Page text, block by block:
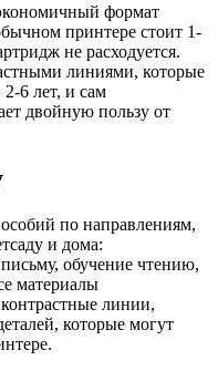
скорости чтения
формат
принтере стоит 1-
не расходуется.
линиями, которые
6 лет, и сам
двойную пользу от
по направлениям,
и дома:
обучение чтению,
материалы
линии,
которые могут